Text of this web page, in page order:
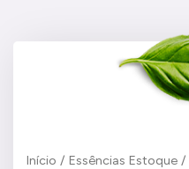
Início / Essências Estoque /